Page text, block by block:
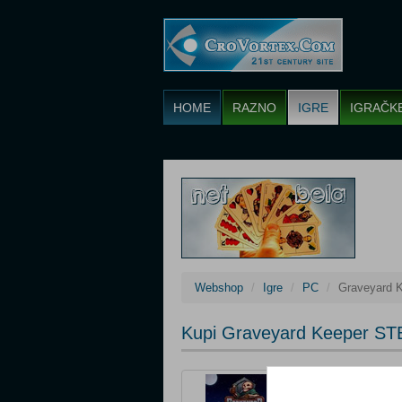
HOME RAZNO IGRE
Webshop Igre PC Graveyard
Kupi Graveyard Keeper